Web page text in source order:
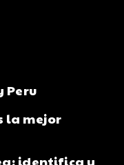
Peru
la mejor
identifica y